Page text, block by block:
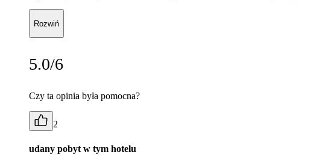
Rozwiń
5.0/6
Czy ta opinia była pomocna?
2
udany pobyt w tym hotelu